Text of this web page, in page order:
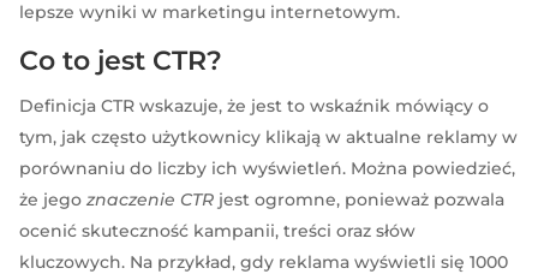
lepsze wyniki w marketingu internetowym.
Co to jest CTR?
Definicja CTR wskazuje, że jest to wskaźnik mówiący o
tym, jak często użytkownicy klikają w aktualne reklamy w
porównaniu do liczby ich wyświetleń. Można powiedzieć,
że jegoznaczenie CTR jest ogromne, ponieważ pozwala
ocenić skuteczność kampanii, treści oraz słów
kluczowych. Na przykład, gdy reklama wyświetli się 1000